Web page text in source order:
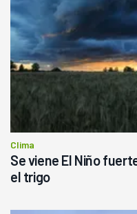
Clima
Se viene El Niño
el trigo